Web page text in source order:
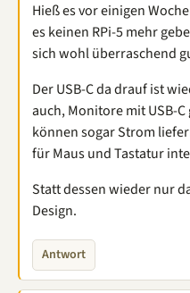
Hieß es vor einigen
es keinen RPi-5 mehr
sich wohl überraschend
Der USB-C da drauf ist
auch, Monitore mit USB-
können sogar Strom
für Maus und Tastatur
Statt dessen wieder nur
Design.
Antwort